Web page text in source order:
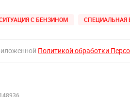
С БЕНЗИНОМ СПЕЦИАЛЬНАЯ
Политикой обработки
148936